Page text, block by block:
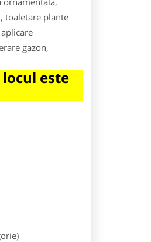
toaletare plante
gazon,
este